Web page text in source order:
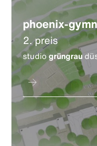
phoenix-
2. preis
studiogrüngrau